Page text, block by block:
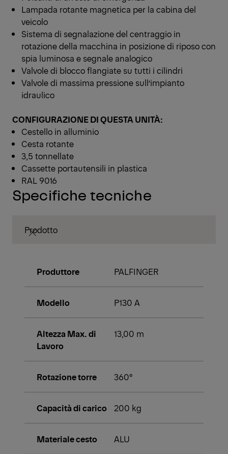
Lampada rotante magnetica per la cabina del
veicolo
Sistema di segnalazione del centraggio in
rotazione della macchina in posizione di riposo con
spia luminosa e segnale analogico
Valvole di blocco flangiate su tutti i cilindri
Valvole di massima pressione sull’impianto
idraulico
CONFIGURAZIONE DI QUESTA UNITÀ:
Cestello in alluminio
Cesta rotante
3,5 tonnellate
Cassette portautensili in plastica
RAL 9016
Specifiche tecniche
Prodotto
Produttore PALFINGER
Modello P130 A
Altezza Max. di
Lavoro
13,00 m
Rotazione torre 360°
Capacità di carico 200 kg
Materiale cesto ALU